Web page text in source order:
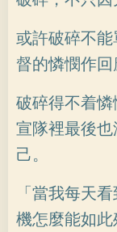
或許破碎不
督的憐憫作回
破碎得不着
宣隊裡最後
己。
「當我每天
機怎麼能如